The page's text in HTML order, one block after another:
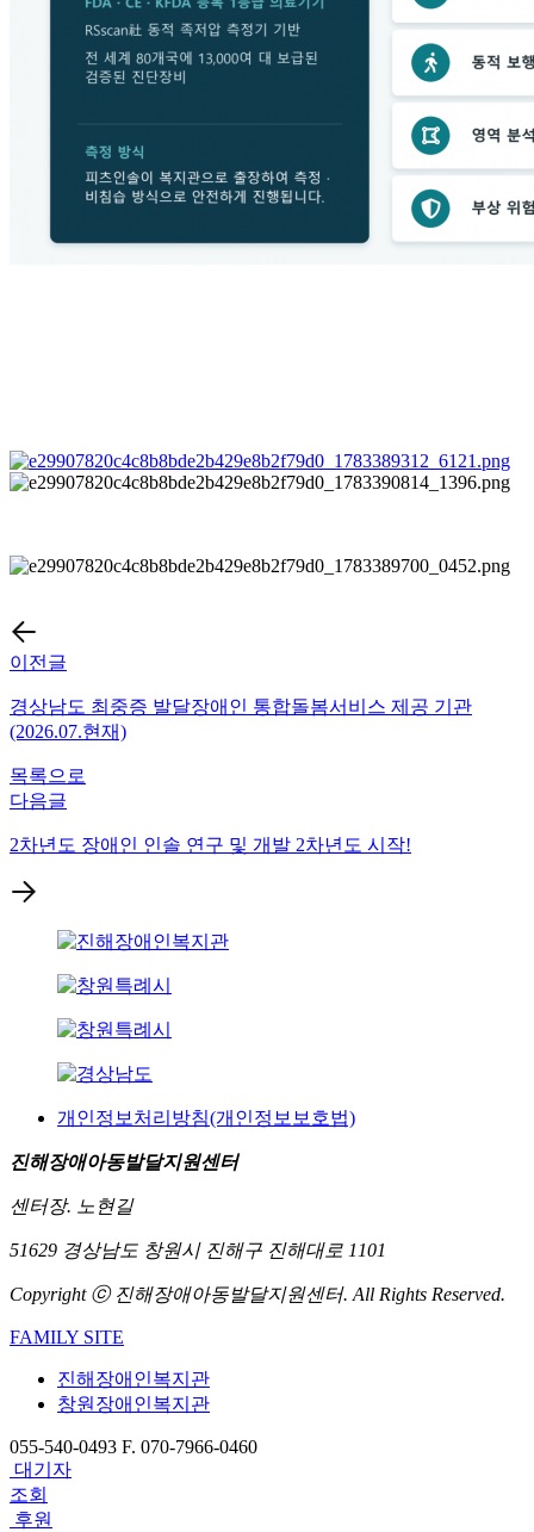
이전글
경상남도 최중증 발달장애인 통합돌봄서비스 제공 기관
(2026.07.현재)
목록으로
다음글
2차년도 장애인 인솔 연구 및 개발 2차년도 시작!
개인정보처리방침(개인정보보호법)
진해장애아동발달지원센터
센터장. 노현길
51629 경상남도 창원시 진해구 진해대로 1101
Copyright ⓒ 진해장애아동발달지원센터. All Rights Reserved.
FAMILY SITE
진해장애인복지관
창원장애인복지관
055-540-0493 F. 070-7966-0460
대기자
조회
후원